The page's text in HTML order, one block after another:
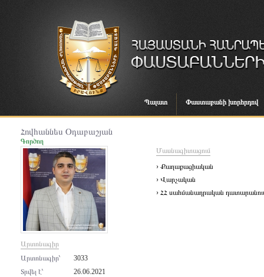
Պալատ Փաստաբանի խորհրդով
Հովհաննես Օդաբաշյան
Գործող
Արտոնագիր
Արտոնագիր՝
3033
Տրվել է՝
26.06.2021
Մասնագիտացում
› Քաղաքացիական
› Վարչական
› ՀՀ սահմանադրական դատարանում